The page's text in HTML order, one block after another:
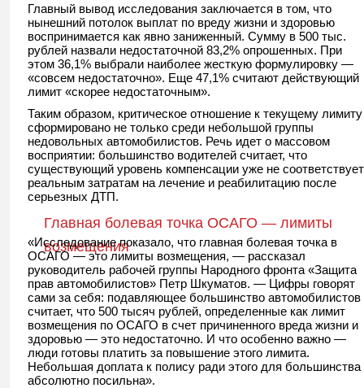
Главный вывод исследования заключается в том, что
нынешний потолок выплат по вреду жизни и здоровью
воспринимается как явно заниженный. Сумму в 500 тыс.
рублей назвали недостаточной 83,2% опрошенных. При
этом 36,1% выбрали наиболее жесткую формулировку —
«совсем недостаточно». Еще 47,1% считают действующий
лимит «скорее недостаточным».
Таким образом, критическое отношение к текущему лимиту
сформировано не только среди небольшой группы
недовольных автомобилистов. Речь идет о массовом
восприятии: большинство водителей считает, что
существующий уровень компенсации уже не соответствует
реальным затратам на лечение и реабилитацию после
серьезных ДТП.
Главная болевая точка ОСАГО — лимиты
возмещения
«Исследование показало, что главная болевая точка в
ОСАГО — это лимиты возмещения, — рассказал
руководитель рабочей группы Народного фронта «Защита
прав автомобилистов» Петр Шкуматов. — Цифры говорят
сами за себя: подавляющее большинство автомобилистов
считает, что 500 тысяч рублей, определенные как лимит
возмещения по ОСАГО в счет причиненного вреда жизни и
здоровью — это недостаточно. И что особенно важно —
люди готовы платить за повышение этого лимита.
Небольшая доплата к полису ради этого для большинства
абсолютно посильна».